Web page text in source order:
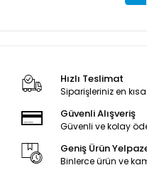
Hızlı Teslimat
Siparişleriniz en
Güvenli Alışveriş
Güvenli ve kolay
Geniş Ürün
Binlerce ürün ve